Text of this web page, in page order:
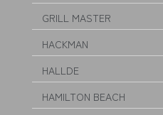
GRILL MASTER
HACKMAN
HALLDE
HAMILTON BEACH